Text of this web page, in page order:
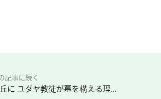
記事に続く
に ユダヤ教徒が墓を構える理...